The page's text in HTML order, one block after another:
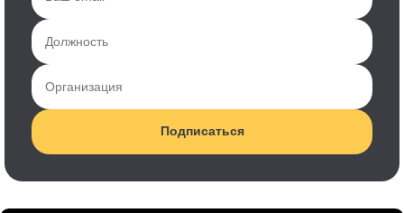
Подписаться